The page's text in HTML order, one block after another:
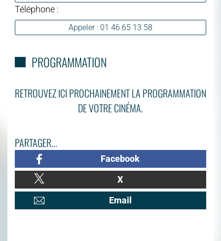
Téléphone :
Appeler : 01 46 65 13 58
PROGRAMMATION
RETROUVEZ ICI PROCHAINEMENT LA PROGRAMMATION
DE VOTRE CINÉMA.
PARTAGER...
Facebook
X
Email